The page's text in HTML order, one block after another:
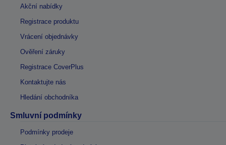
Akční nabídky
Registrace produktu
Vrácení objednávky
Ověření záruky
Registrace CoverPlus
Kontaktujte nás
Hledání obchodníka
Smluvní podmínky
Podmínky prodeje